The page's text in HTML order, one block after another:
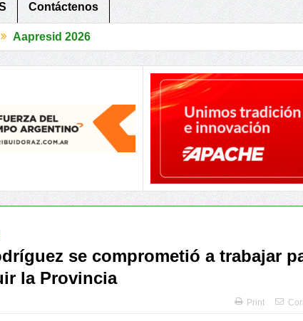
Contáctenos
Técnica para la recuperación de Suelos Degradados
se comprometió a trabajar
la Provincia
Print